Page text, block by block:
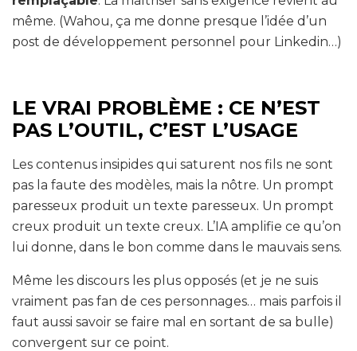
même. (Wahou, ça me donne presque l’idée d’un
post de développement personnel pour Linkedin…)
LE VRAI PROBLÈME : CE N’EST
PAS L’OUTIL, C’EST L’USAGE
Les contenus insipides qui saturent nos fils ne sont
pas la faute des modèles, mais la nôtre. Un prompt
paresseux produit un texte paresseux. Un prompt
creux produit un texte creux. L’IA amplifie ce qu’on
lui donne, dans le bon comme dans le mauvais sens.
Même les discours les plus opposés (et je ne suis
vraiment pas fan de ces personnages… mais parfois il
faut aussi savoir se faire mal en sortant de sa bulle)
convergent sur ce point.